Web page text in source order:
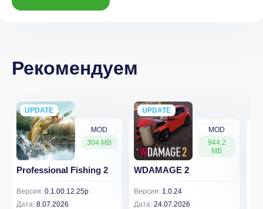
Рекомендуем
MOD
304 MB
UPDATE
NEW
Professional Fishing 2
Версия: 0.1.00.12.25p
Дата: 8.07.2026
MOD
944.2
MB
UPDATE
NEW
WDAMAGE 2
Версия: 1.0.24
Дата: 24.07.2026